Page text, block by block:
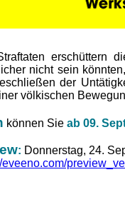
erschüttern
nicht sein
der
völkischen
können Sie ab 09.
: Donnerstag, 24.
eveeno.com/